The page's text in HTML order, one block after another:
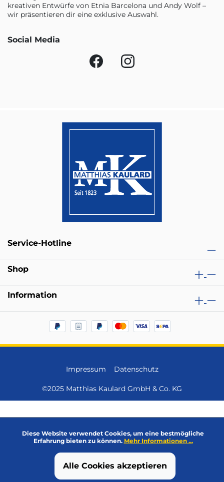
kreativen Entwürfe von Etnia Barcelona und Andy Wolf –
wir präsentieren dir eine exklusive Auswahl.
Social Media
Service-Hotline
Shop
Information
Impressum Datenschutz
©2025 Matthias Kaulard GmbH & Co. KG
Diese Website verwendet Cookies, um eine bestmögliche
Erfahrung bieten zu können. Mehr Informationen ...
Alle Cookies akzeptieren